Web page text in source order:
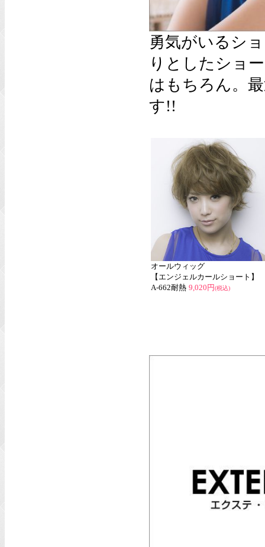
勇気がいるシ
りとしたショ
はもちろん。
す!!
オールウィッグ
【エンジェルカールショート】
A-662耐熱 9,020円(税込)